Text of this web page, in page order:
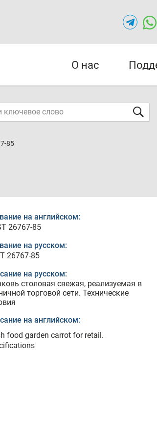
О нас
85
на английском:
26767-85
на русском:
26767-85
на русском:
столовая свежая, реализуемая в
торговой сети. Технические
на английском:
food garden carrot for retail.